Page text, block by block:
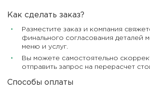
Как сделать заказ?
Разместите заказ и компания
финального согласования деталей
меню и услуг.
Вы можете самостоятельно
отправить запрос на перерасчет
Способы оплаты